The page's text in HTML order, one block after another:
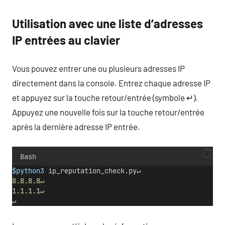
Utilisation avec une liste d’adresses
IP entrées au clavier
Vous pouvez entrer une ou plusieurs adresses IP
directement dans la console. Entrez chaque adresse IP
et appuyez sur la touche retour/entrée (symbole ↵).
Appuyez une nouvelle fois sur la touche retour/entrée
après la dernière adresse IP entrée.
Bash
$python3 ip_reputation_check.py↵
8.8.8.8↵
1.1.1.1↵
↵